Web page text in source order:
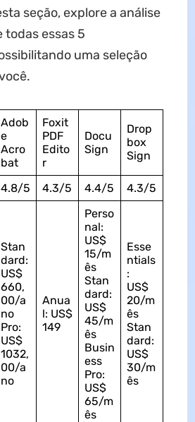
seção, explore a análise
essas 5
uma seleção
Adob
e
Acro
bat
Foxit
PDF
Edito
r
Docu
Sign
Drop
box
Sign
4.8/5 4.3/5 4.4/5 4.3/5
Stan
dard:
US$
660,
00/a
no
Pro:
US$
1032,
00/a
no
Anua
l: US$
149
Perso
nal:
US$
15/m
ês
Stan
dard:
US$
45/m
ês
Busin
ess
Pro:
US$
65/m
ês
Esse
ntials
:
US$
20/m
ês
Stan
dard:
US$
30/m
ês